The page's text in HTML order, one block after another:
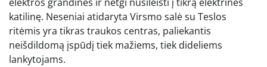
katilinę. Neseniai atidaryta Virsmo salė su Teslos
ritėmis yra tikras traukos centras, paliekantis
neišdildomą įspūdį tiek mažiems, tiek dideliems
lankytojams.